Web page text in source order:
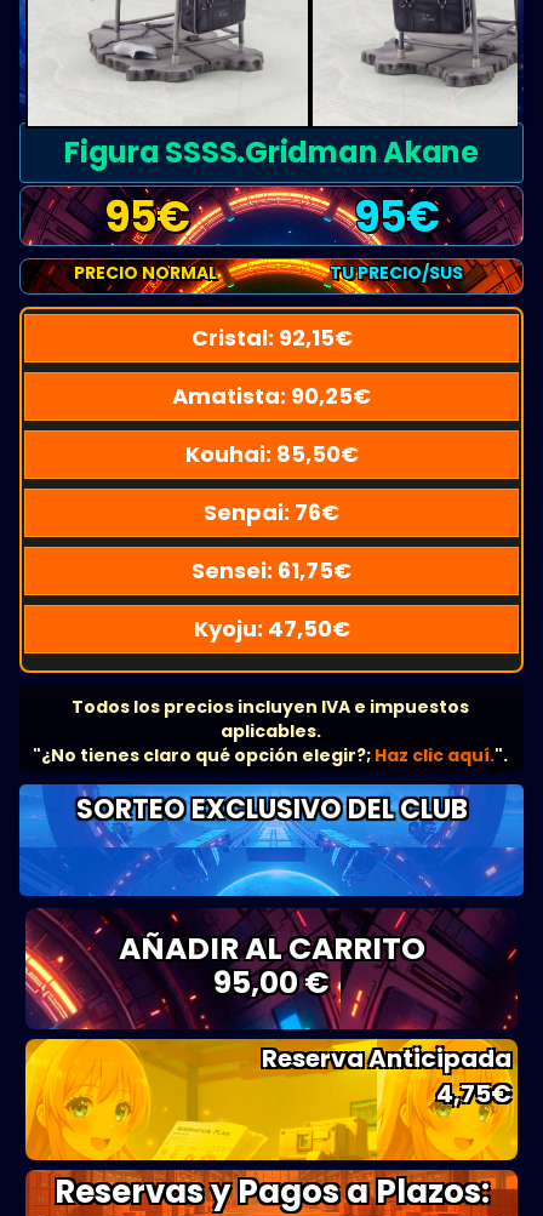
Figura SSSS.Gridman Akane
95€ 95€
PRECIO NORMAL TU PRECIO/SUS
Cristal: 92,15€
Amatista: 90,25€
Kouhai: 85,50€
Senpai: 76€
Sensei: 61,75€
Kyoju: 47,50€
Todos los precios incluyen IVA e impuestos
aplicables.
"¿No tienes claro qué opción elegir?; Haz clic aquí.".
SORTEO EXCLUSIVO DEL CLUB
AÑADIR AL CARRITO
95,00 €
Reserva Anticipada
4,75€
Reservas y Pagos a Plazos: